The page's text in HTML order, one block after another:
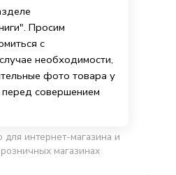
Просим
с
необходимости,
фото товара у
совершением
для интернет-магазина и
магазинах